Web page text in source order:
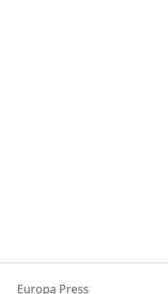
Europa Press